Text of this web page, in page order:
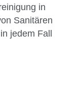
in
Sanitären
jedem Fall